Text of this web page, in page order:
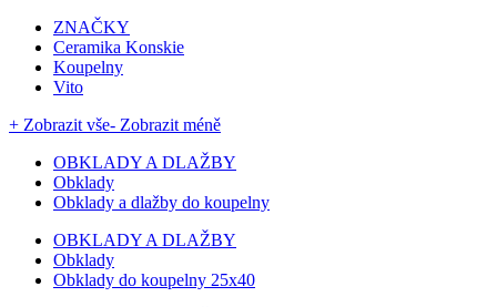
ZNAČKY
Ceramika Konskie
Koupelny
Vito
+ Zobrazit vše- Zobrazit méně
OBKLADY A DLAŽBY
Obklady
Obklady a dlažby do koupelny
OBKLADY A DLAŽBY
Obklady
Obklady do koupelny 25x40